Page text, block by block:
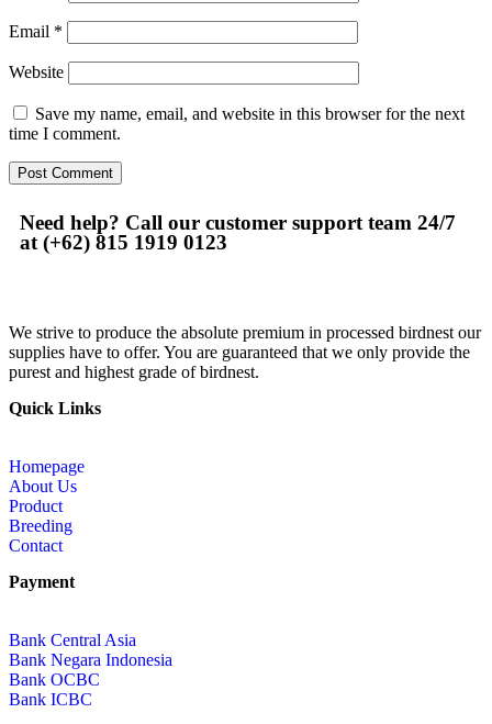
Email *
Website
Save my name, email, and website in this browser for the next
time I comment.
Need help? Call our customer support team 24/7
at (+62) 815 1919 0123
We strive to produce the absolute premium in processed birdnest our
supplies have to offer. You are guaranteed that we only provide the
purest and highest grade of birdnest.
Quick Links
Homepage
About Us
Product
Breeding
Contact
Payment
Bank Central Asia
Bank Negara Indonesia
Bank OCBC
Bank ICBC